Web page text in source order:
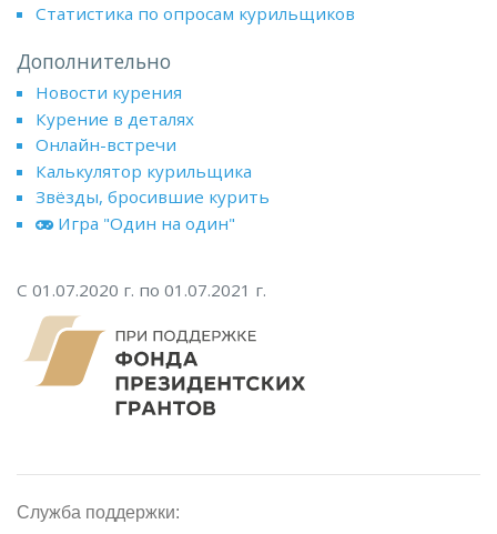
Статистика по опросам курильщиков
Дополнительно
Новости курения
Курение в деталях
Онлайн-встречи
Калькулятор курильщика
Звёзды, бросившие курить
Игра "Один на один"
С 01.07.2020 г. по 01.07.2021 г.
Служба поддержки: